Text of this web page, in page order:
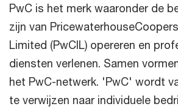
PwC is het merk waaronder de
zijn van
Limited (PwCIL) opereren en
diensten verlenen. Samen
het PwC-netwerk. 'PwC' wordt
te verwijzen naar individuele